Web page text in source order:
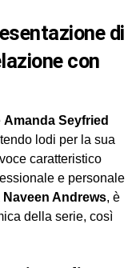
con
Amanda Seyfried
lodi per la sua
caratteristico
e personale
Naveen Andrews, è
della serie, così